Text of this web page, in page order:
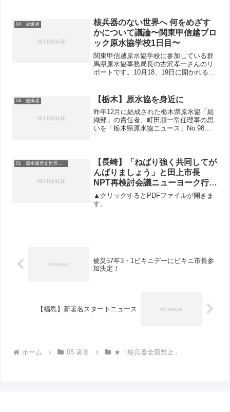
とはげましてくださいました。行動には
16人が参加し、67筆が集...
04 被爆者
核兵器のない世界へ 何をめざす
かについて議論〜関東甲信越ブロ
ック原水協学校1日目〜
関東甲信越原水協学校に参加している群
馬県原水協事務局長の古沢孝一さんのリ
ポートです。10月18、19日に開かれる関
継いで、上総（かずさ）一ノ宮駅に到
着。タクシーで会場の...
04 被爆者 【栃木】原水協を身近に
昨年12月に結成された栃木県原水協「組
織部」の責任者、町田順一常任理事の思
いを「栃木県原水協ニュース」No.98よ
福島県のMさんは...
01 原水爆禁止世界大会
【長崎】「ねばり強く共同してが
んばりましょう」と田上市長
NPT再検討会議ニューヨーク行動
を市長に報告
▲クリックするとPDFファイルが開きま
す。
被災57年3・1ビキニデーにビキニ市長参
加決定！
【福島】新署名スタートニュース
ホーム 05 署名 ★「核兵器全面禁止」